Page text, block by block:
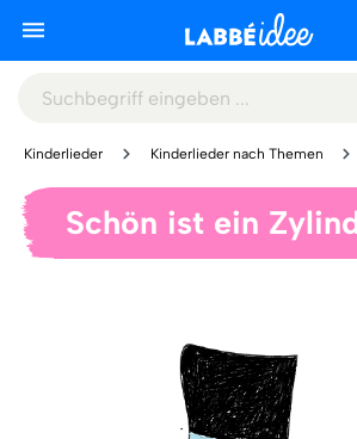
Kinderlieder Kinderlieder nach Themen
Schön ist ein